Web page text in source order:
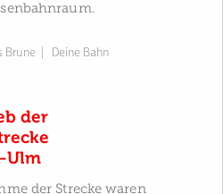
Brune
Deine Bahn
der
der Strecke waren